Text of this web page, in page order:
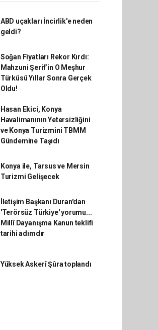
ABD uçakları İncirlik'e neden
geldi?
Soğan Fiyatları Rekor Kırdı:
Mahzuni Şerif’in O Meşhur
Türküsü Yıllar Sonra Gerçek
Oldu!
Hasan Ekici, Konya
Havalimanının Yetersizliğini
ve Konya Turizmini TBMM
Gündemine Taşıdı
Konya ile, Tarsus ve Mersin
Turizmi Gelişecek
İletişim Başkanı Duran'dan
'Terörsüz Türkiye' yorumu...
Millî Dayanışma Kanun teklifi
tarihi adımdır
Yüksek Askerî Şûra toplandı